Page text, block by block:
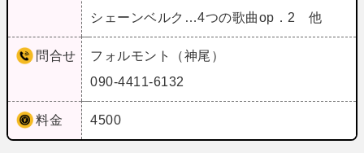
シェーンベルク…4つの歌曲op．2 他
問合せ
フォルモント（神尾）
090-4411-6132
料金 4500